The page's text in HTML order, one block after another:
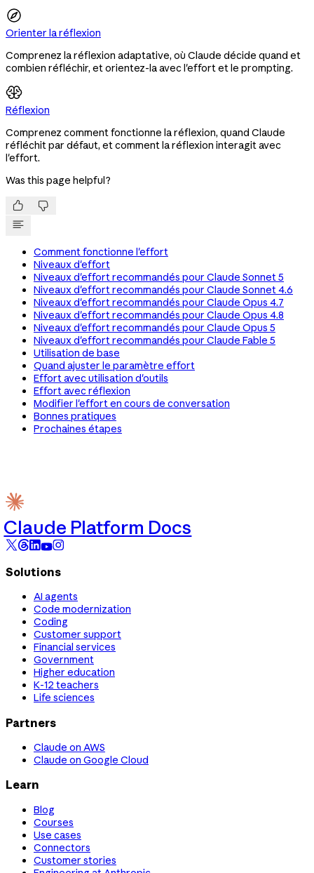
Orienter la réflexion
Comprenez la réflexion adaptative, où Claude décide quand et
combien réfléchir, et orientez-la avec l'effort et le prompting.
Réflexion
Comprenez comment fonctionne la réflexion, quand Claude
réfléchit par défaut, et comment la réflexion interagit avec
l'effort.
Was this page helpful?
 
Comment fonctionne l'effort
Niveaux d'effort
Niveaux d'effort recommandés pour Claude Sonnet 5
Niveaux d'effort recommandés pour Claude Sonnet 4.6
Niveaux d'effort recommandés pour Claude Opus 4.7
Niveaux d'effort recommandés pour Claude Opus 4.8
Niveaux d'effort recommandés pour Claude Opus 5
Niveaux d'effort recommandés pour Claude Fable 5
Utilisation de base
Quand ajuster le paramètre effort
Effort avec utilisation d'outils
Effort avec réflexion
Modifier l'effort en cours de conversation
Bonnes pratiques
Prochaines étapes
Claude Platform Docs
Solutions
AI agents
Code modernization
Coding
Customer support
Financial services
Government
Higher education
K-12 teachers
Life sciences
Partners
Claude on AWS
Claude on Google Cloud
Learn
Blog
Courses
Use cases
Connectors
Customer stories